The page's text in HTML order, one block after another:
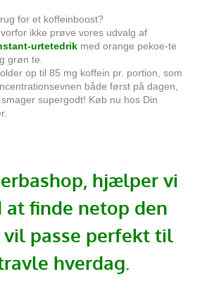
for et koffeinboost?
ikke prøve vores udvalg af
med orange pekoe-te
grøn te.
op til 85 mg koffein pr. portion, som
både først på dagen,
supergodt! Køb nu hos Din
hjælper vi
at finde netop den
passe perfekt til
hverdag.